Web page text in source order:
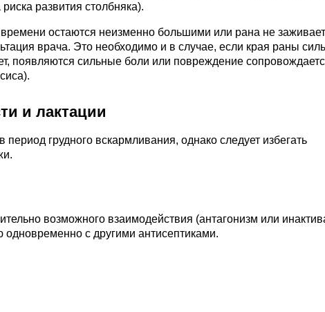
развития столбняка).
остаются неизменно большими или рана не
врача. Это необходимо и в случае, если края раны
появляются сильные боли или повреждение
и лактации
грудного вскармливания, однако следует избегать
возможного взаимодействия (антагонизм или
с другими антисептиками.